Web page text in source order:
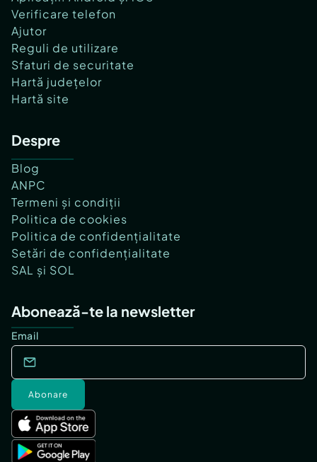
Verificare telefon
Ajutor
Reguli de utilizare
Sfaturi de securitate
Hartă județelor
Hartă site
Despre
Blog
ANPC
Termeni și condiții
Politica de cookies
Politica de confidențialitate
Setări de confidențialitate
SAL și SOL
Abonează-te la newsletter
Email
Abonare